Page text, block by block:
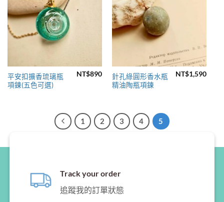
平安扣擴香琉璃瓶
項鍊(五色可選)
NT$890
針孔綠圓形香水瓶
精油陶瓶項鍊
NT$1,590
1 2 3 4 5
Track your order
追蹤我的訂單狀態